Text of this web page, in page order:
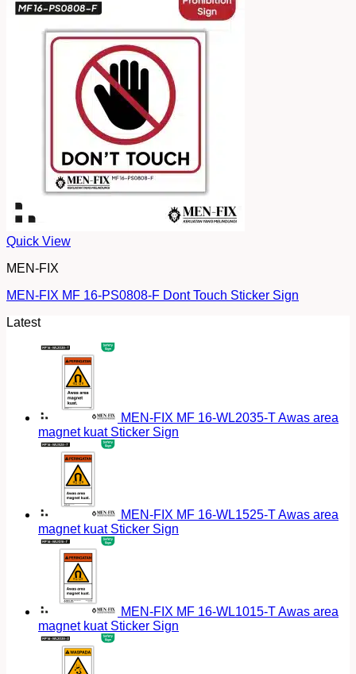
Quick View
MEN-FIX
MEN-FIX MF 16-PS0808-F Dont Touch Sticker Sign
Latest
MEN-FIX MF 16-WL2035-T Awas area
magnet kuat Sticker Sign
MEN-FIX MF 16-WL1525-T Awas area
magnet kuat Sticker Sign
MEN-FIX MF 16-WL1015-T Awas area
magnet kuat Sticker Sign